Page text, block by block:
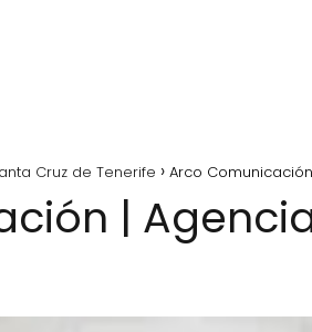
Cruz de Tenerife Arco
|